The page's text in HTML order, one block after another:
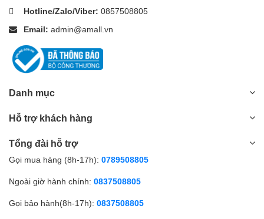
Hotline/Zalo/Viber: 0857508805
Email: admin@amall.vn
Danh mục
Hỗ trợ khách hàng
Tổng đài hỗ trợ
Gọi mua hàng (8h-17h): 0789508805
Ngoài giờ hành chính: 0837508805
Gọi bảo hành(8h-17h): 0837508805